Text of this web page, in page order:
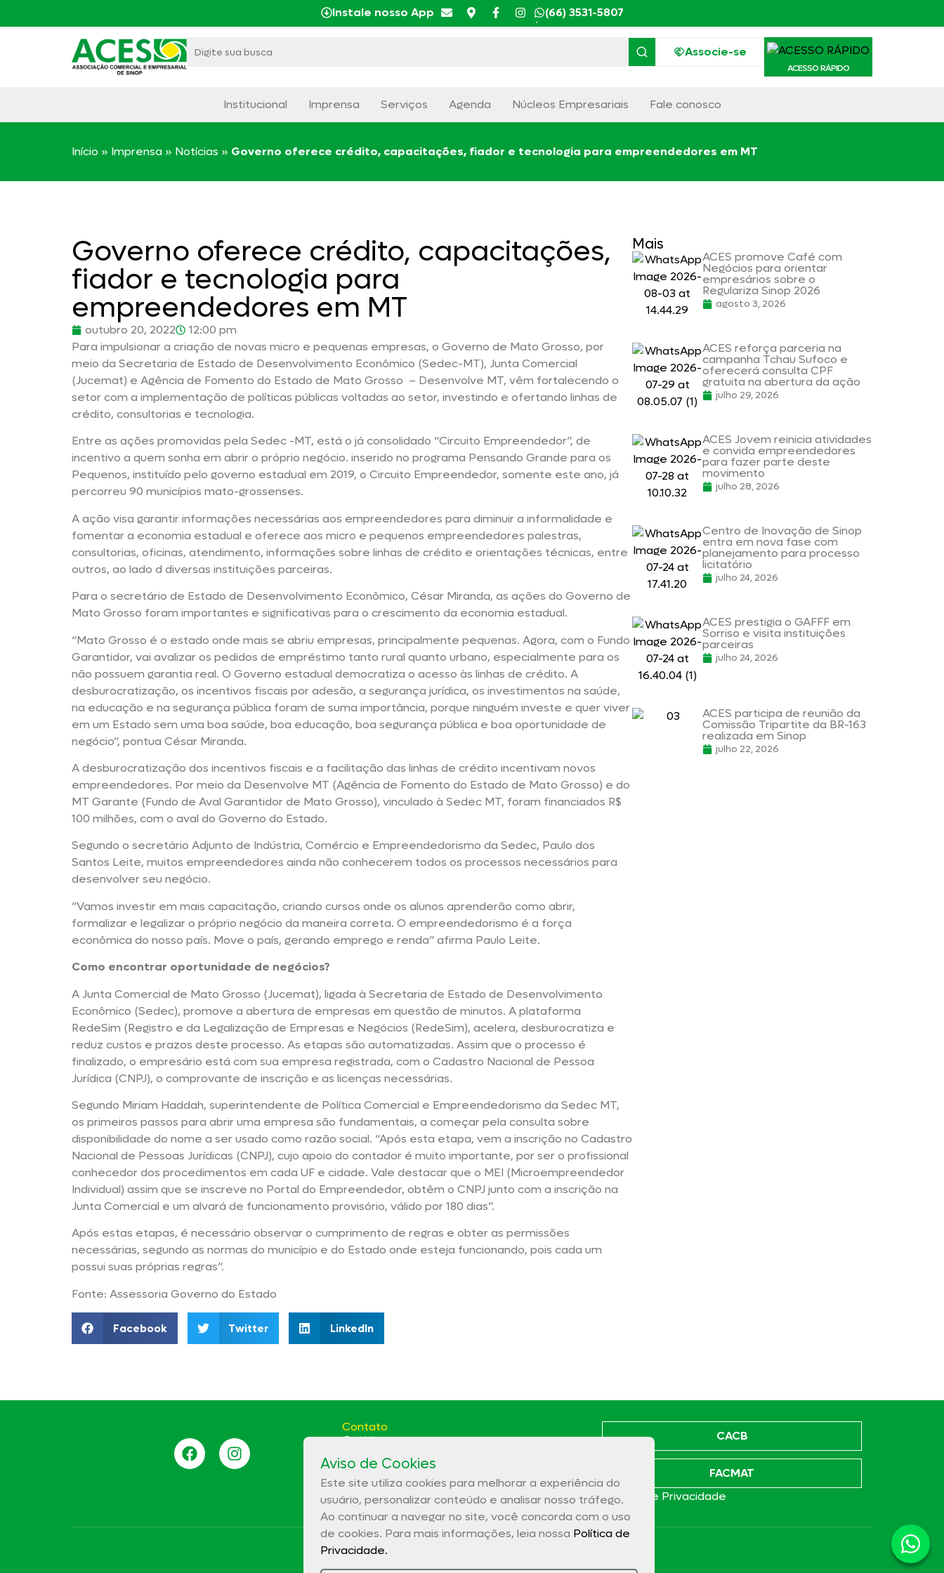
Instale nosso App (66) 3531-5807
Associe-se
ACESSO RÁPIDO
Institucional Imprensa Serviços Agenda Núcleos Empresariais Fale conosco
Início » Imprensa » Notícias » Governo oferece crédito, capacitações, fiador e tecnologia para empreendedores em MT
Governo oferece crédito, capacitações,
fiador e tecnologia para
empreendedores em MT
outubro 20, 2022
12:00 pm
Para impulsionar a criação de novas micro e pequenas empresas, o Governo de Mato Grosso, por
meio da Secretaria de Estado de Desenvolvimento Econômico (Sedec-MT), Junta Comercial
(Jucemat) e Agência de Fomento do Estado de Mato Grosso – Desenvolve MT, vêm fortalecendo o
setor com a implementação de políticas públicas voltadas ao setor, investindo e ofertando linhas de
crédito, consultorias e tecnologia.
Entre as ações promovidas pela Sedec -MT, está o já consolidado “Circuito Empreendedor”, de
incentivo a quem sonha em abrir o próprio negócio. inserido no programa Pensando Grande para os
Pequenos, instituído pelo governo estadual em 2019, o Circuito Empreendedor, somente este ano, já
percorreu 90 municípios mato-grossenses.
A ação visa garantir informações necessárias aos empreendedores para diminuir a informalidade e
fomentar a economia estadual e oferece aos micro e pequenos empreendedores palestras,
consultorias, oficinas, atendimento, informações sobre linhas de crédito e orientações técnicas, entre
outros, ao lado d diversas instituições parceiras.
Para o secretário de Estado de Desenvolvimento Econômico, César Miranda, as ações do Governo de
Mato Grosso foram importantes e significativas para o crescimento da economia estadual.
“Mato Grosso é o estado onde mais se abriu empresas, principalmente pequenas. Agora, com o Fundo
Garantidor, vai avalizar os pedidos de empréstimo tanto rural quanto urbano, especialmente para os
não possuem garantia real. O Governo estadual democratiza o acesso às linhas de crédito. A
desburocratização, os incentivos fiscais por adesão, a segurança jurídica, os investimentos na saúde,
na educação e na segurança pública foram de suma importância, porque ninguém investe e quer viver
em um Estado sem uma boa saúde, boa educação, boa segurança pública e boa oportunidade de
negócio”, pontua César Miranda.
A desburocratização dos incentivos fiscais e a facilitação das linhas de crédito incentivam novos
empreendedores. Por meio da Desenvolve MT (Agência de Fomento do Estado de Mato Grosso) e do
MT Garante (Fundo de Aval Garantidor de Mato Grosso), vinculado à Sedec MT, foram financiados R$
100 milhões, com o aval do Governo do Estado.
Segundo o secretário Adjunto de Indústria, Comércio e Empreendedorismo da Sedec, Paulo dos
Santos Leite, muitos empreendedores ainda não conhecerem todos os processos necessários para
desenvolver seu negócio.
”Vamos investir em mais capacitação, criando cursos onde os alunos aprenderão como abrir,
formalizar e legalizar o próprio negócio da maneira correta. O empreendedorismo é a força
econômica do nosso país. Move o país, gerando emprego e renda” afirma Paulo Leite.
Como encontrar oportunidade de negócios?
A Junta Comercial de Mato Grosso (Jucemat), ligada à Secretaria de Estado de Desenvolvimento
Econômico (Sedec), promove a abertura de empresas em questão de minutos. A plataforma
RedeSim (Registro e da Legalização de Empresas e Negócios (RedeSim), acelera, desburocratiza e
reduz custos e prazos deste processo. As etapas são automatizadas. Assim que o processo é
finalizado, o empresário está com sua empresa registrada, com o Cadastro Nacional de Pessoa
Jurídica (CNPJ), o comprovante de inscrição e as licenças necessárias.
Segundo Miriam Haddah, superintendente de Política Comercial e Empreendedorismo da Sedec MT,
os primeiros passos para abrir uma empresa são fundamentais, a começar pela consulta sobre
disponibilidade do nome a ser usado como razão social. “Após esta etapa, vem a inscrição no Cadastro
Nacional de Pessoas Jurídicas (CNPJ), cujo apoio do contador é muito importante, por ser o profissional
conhecedor dos procedimentos em cada UF e cidade. Vale destacar que o MEI (Microempreendedor
Individual) assim que se inscreve no Portal do Empreendedor, obtêm o CNPJ junto com a inscrição na
Junta Comercial e um alvará de funcionamento provisório, válido por 180 dias”.
Após estas etapas, é necessário observar o cumprimento de regras e obter as permissões
necessárias, segundo as normas do município e do Estado onde esteja funcionando, pois cada um
possui suas próprias regras”.
Fonte: Assessoria Governo do Estado
Facebook Twitter LinkedIn
Mais
ACES promove Café com
Negócios para orientar
empresários sobre o
Regulariza Sinop 2026
agosto 3, 2026
ACES reforça parceria na
campanha Tchau Sufoco e
oferecerá consulta CPF
gratuita na abertura da ação
julho 29, 2026
ACES Jovem reinicia atividades
e convida empreendedores
para fazer parte deste
movimento
julho 28, 2026
Centro de Inovação de Sinop
entra em nova fase com
planejamento para processo
licitatório
julho 24, 2026
ACES prestigia o GAFFF em
Sorriso e visita instituições
parceiras
julho 24, 2026
ACES participa de reunião da
Comissão Tripartite da BR-163
realizada em Sinop
julho 22, 2026
Contato
(66) 3531-5807
Av. das Itaúbas, 2331 St. Comercial Sinop - MT CEP:
78556-100
aces@aces.org.br
CACB
FACMAT
Política de Privacidade
Associação Comercial e Empresarial de Sinop – ACES
32.944.910/0001-19
Aviso de Cookies
Este site utiliza cookies para melhorar a experiência do
usuário, personalizar conteúdo e analisar nosso tráfego.
Ao continuar a navegar no site, você concorda com o uso
de cookies. Para mais informações, leia nossa Política de
Privacidade.